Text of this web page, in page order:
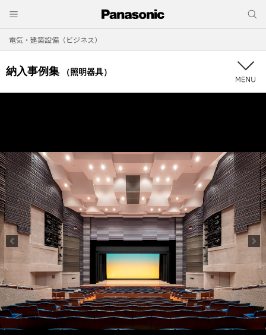
電気・建築設備（ビジネス）
納入事例集 （照明器具）